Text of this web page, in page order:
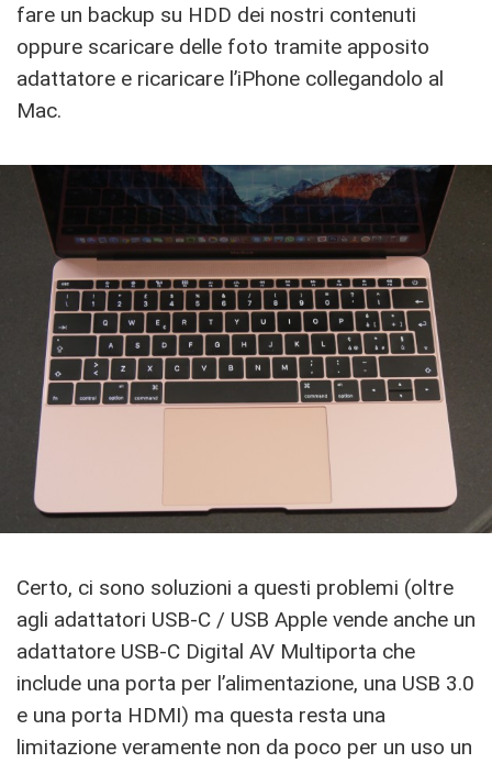
fare un backup su HDD dei nostri contenuti
oppure scaricare delle foto tramite apposito
adattatore e ricaricare l’iPhone collegandolo al
Mac.
Certo, ci sono soluzioni a questi problemi (oltre
agli adattatori USB-C / USB Apple vende anche un
adattatore USB-C Digital AV Multiporta che
include una porta per l’alimentazione, una USB 3.0
e una porta HDMI) ma questa resta una
limitazione veramente non da poco per un uso un